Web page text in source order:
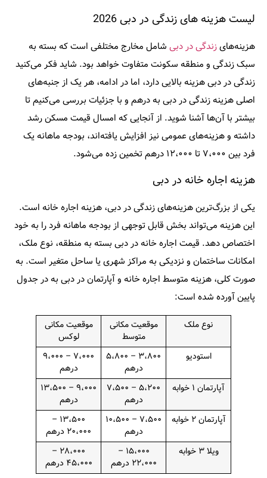
لیست هزینه های زندگی در دبی 2026
هزینه‌هایزندگی در دبی شامل مخارج مختلفی است که بسته به
سبک زندگی و منطقه سکونت متفاوت خواهد بود. شاید فکر می‌کنید
زندگی در دبی هزینه بالایی دارد، اما در ادامه، هر یک از جنبه‌های
اصلی هزینه زندگی در دبی به درهم و با جزئیات بررسی می‌کنیم تا
بیشتر با آن‌ها آشنا شوید. از آنجایی که امسال قیمت مسکن رشد
داشته و هزینه‌های عمومی نیز افزایش یافته‌اند، بودجه ماهانه یک
فرد بین ۷،۰۰۰ تا ۱۲،۰۰۰ درهم تخمین زده می‌شود.
هزینه اجاره خانه در دبی
یکی از بزرگ‌ترین هزینه‌های زندگی در دبی، هزینه اجاره خانه است.
این هزینه می‌تواند بخش قابل توجهی از بودجه ماهانه فرد را به خود
اختصاص دهد. قیمت اجاره خانه در دبی بسته به منطقه، نوع ملک،
امکانات ساختمان و نزدیکی به مراکز شهری یا ساحل متغیر است. به
صورت کلی، هزینه متوسط اجاره خانه و آپارتمان در دبی به در جدول
پایین آورده شده است:
نوع ملک
موقعیت مکانی
متوسط
موقعیت مکانی
لوکس
استودیو
۳،۸۰۰ – ۵،۸۰۰
درهم
۷،۰۰۰ – ۹،۰۰۰
درهم
آپارتمان ۱ خوابه
۵،۲۰۰ – ۷،۵۰۰
درهم
۹،۰۰۰ – ۱۳،۵۰۰
درهم
آپارتمان ۲ خوابه
۷،۵۰۰ – ۱۰،۵۰۰
درهم
۱۳،۵۰۰ –
۲۰،۰۰۰ درهم
ویلا ۳ خوابه
۱۵،۰۰۰ –
۲۲،۰۰۰ درهم
۲۸،۰۰۰ –
۴۵،۰۰۰ درهم